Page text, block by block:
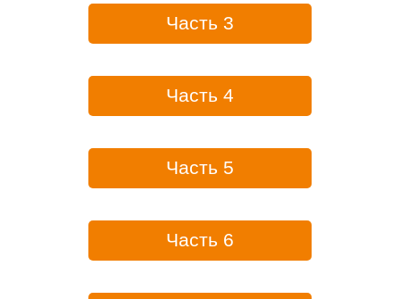
Часть 3
Часть 4
Часть 5
Часть 6